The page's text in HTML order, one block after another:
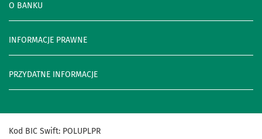
O BANKU
INFORMACJE PRAWNE
PRZYDATNE INFORMACJE
Kod BIC Swift: POLUPLPR